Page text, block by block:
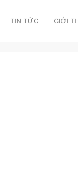
TIN TỨC GIỚI